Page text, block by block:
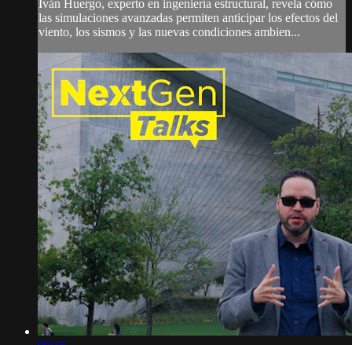
Iván Huergo, experto en ingeniería estructural, revela cómo
las simulaciones avanzadas permiten anticipar los efectos del
viento, los sismos y las nuevas condiciones ambien...